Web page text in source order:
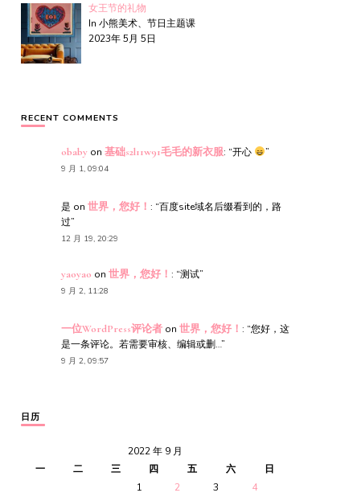
女王节的礼物
In 小熊美术、节日主题课
2023年 5月 5日
RECENT COMMENTS
obabyon 基础s2l11w91毛毛的新衣服: “开心 ”
9 月 1, 09:04
是 on 世界，您好！ : “百度site域名后缀看到的，路
过”
12 月 19, 20:29
yaoyao on 世界，您好！ : “测试”
9 月 2, 11:28
一位WordPress评论者on 世界，您好！ : “您好，这
是一条评论。若需要审核、编辑或删…”
9 月 2, 09:57
日历
2022 年 9 月
一
二 三 四 五 六
日
1
2 3
4